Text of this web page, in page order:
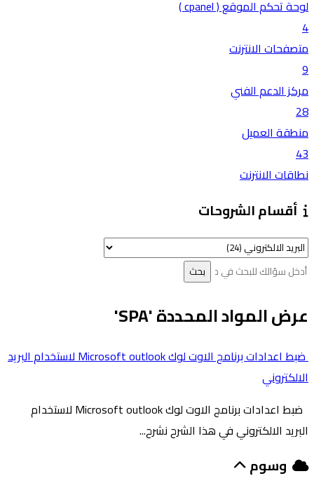
لوحة تحكم الموقع ( cpanel )
4
متصفحات الانترنت
9
مركز الدعم الفني
28
منطقة العميل
43
نطاقات الانترنت
أقسام الشروحات
عرض المواد المحددة 'SPA'
ضبط اعدادات برنامج الاوت لوك Microsoft outlook لاستخدام البريد
الالكتروني
ضبط اعدادات برنامج الاوت لوك Microsoft outlook لاستخدام
البريد الالكتروني في هذا الشرح نشرح...
وسوم